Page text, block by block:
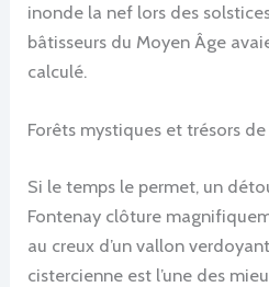
inonde la nef lors des
bâtisseurs du Moyen Âge
calculé.
Forêts mystiques et trésors de
Si le temps le permet, un
Fontenay clôture
au creux d’un vallon
cistercienne est l’une des